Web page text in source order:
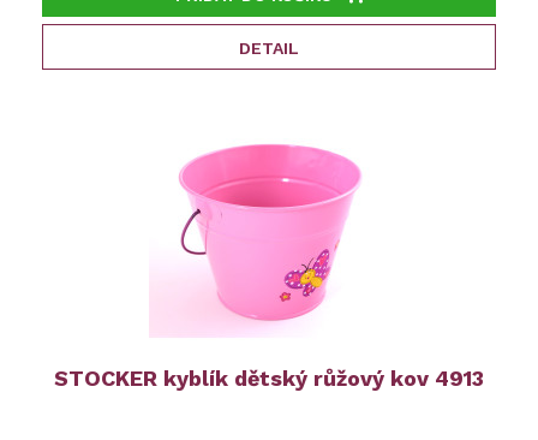
DETAIL
STOCKER kyblík dětský růžový kov 4913